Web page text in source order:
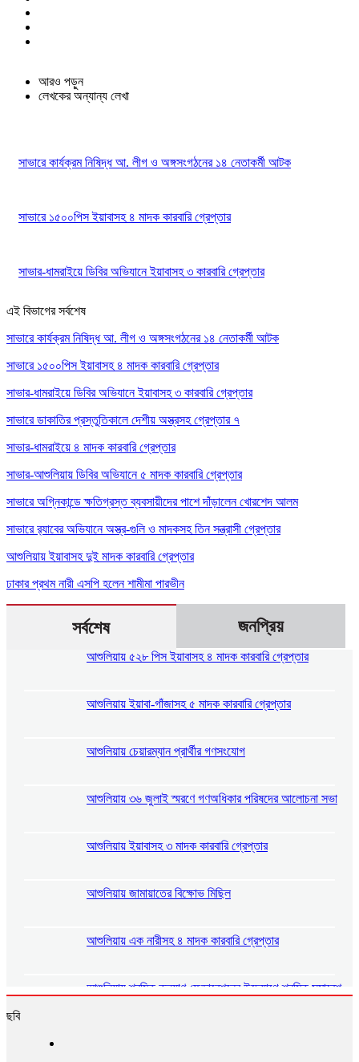
আরও পড়ুন
লেখকের অন্যান্য লেখা
সাভারে কার্যক্রম নিষিদ্ধ আ. লীগ ও অঙ্গসংগঠনের ১৪ নেতাকর্মী আটক
সাভারে ১৫০০পিস ইয়াবাসহ ৪ মাদক কারবারি গ্রেপ্তার
সাভার-ধামরাইয়ে ডিবির অভিযানে ইয়াবাসহ ৩ কারবারি গ্রেপ্তার
এই বিভাগের সর্বশেষ
সাভারে কার্যক্রম নিষিদ্ধ আ. লীগ ও অঙ্গসংগঠনের ১৪ নেতাকর্মী আটক
সাভারে ১৫০০পিস ইয়াবাসহ ৪ মাদক কারবারি গ্রেপ্তার
সাভার-ধামরাইয়ে ডিবির অভিযানে ইয়াবাসহ ৩ কারবারি গ্রেপ্তার
সাভারে ডাকাতির প্রস্তুতিকালে দেশীয় অস্ত্রসহ গ্রেপ্তার ৭
সাভার-ধামরাইয়ে ৪ মাদক কারবারি গ্রেপ্তার
সাভার-আশুলিয়ায় ডিবির অভিযানে ৫ মাদক কারবারি গ্রেপ্তার
সাভারে অগ্নিকান্ডে ক্ষতিগ্রস্ত ব্যবসায়ীদের পাশে দাঁড়ালেন খোরশেদ আলম
সাভারে র‍্যাবের অভিযানে অস্ত্র-গুলি ও মাদকসহ তিন সন্ত্রাসী গ্রেপ্তার
আশুলিয়ায় ইয়াবাসহ দুই মাদক কারবারি গ্রেপ্তার
ঢাকার প্রথম নারী এসপি হলেন শামীমা পারভীন
সর্বশেষ জনপ্রিয়
আশুলিয়ায় ৫২৮ পিস ইয়াবাসহ ৪ মাদক কারবারি গ্রেপ্তার
আশুলিয়ায় ইয়াবা-গাঁজাসহ ৫ মাদক কারবারি গ্রেপ্তার
আশুলিয়ায় চেয়ারম্যান প্রার্থীর গণসংযোগ
আশুলিয়ায় ৩৬ জুলাই স্মরণে গণঅধিকার পরিষদের আলোচনা সভা
আশুলিয়ায় ইয়াবাসহ ৩ মাদক কারবারি গ্রেপ্তার
আশুলিয়ায় জামায়াতের বিক্ষোভ মিছিল
আশুলিয়ায় এক নারীসহ ৪ মাদক কারবারি গ্রেপ্তার
আশুলিয়ায় শ্রমিক কল্যাণ ফেডারেশনের উদ্যোগে শ্রমিক সমাবেশ
ছবি